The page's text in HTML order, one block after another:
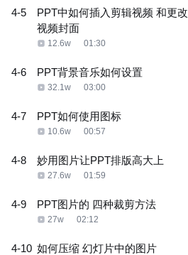
4-5
PPT中如何插入剪辑视频 和更改
视频封面
12.6w 01:30
4-6 PPT背景音乐如何设置
32.1w 03:00
4-7 PPT如何使用图标
10.6w 00:57
4-8 妙用图片让PPT排版高大上
27.6w 01:59
4-9 PPT图片的 四种裁剪方法
27w 02:12
4-10 如何压缩 幻灯片中的图片